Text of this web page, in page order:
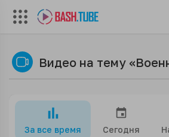
Видео на тему
За все время Сегодня